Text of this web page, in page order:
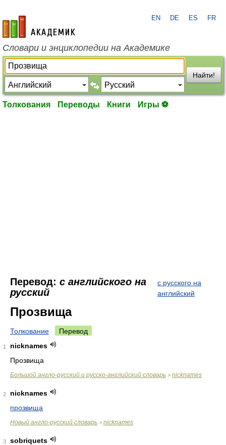
academic.ru
EN DE ES FR
Словари и энциклопедии на Академике
Найти!
Толкования Переводы Книги Игры ⚽
Перевод: с английского на
русский
с русского на
английский
Прозвища
Толкование Перевод
1
nicknames
Прозвища
Большой англо-русский и русско-английский словарь > nicknames
2
nicknames
прозвища
Новый англо-русский словарь > nicknames
3
sobriquets